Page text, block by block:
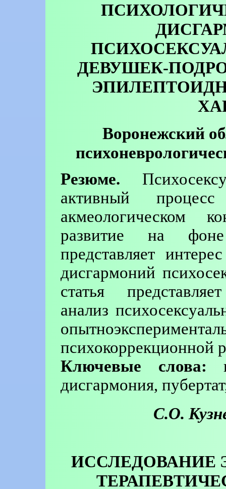
ДЕВУШЕК-
Воронежский
Резюме.
активный
акмеологическом
развитие на фоне
представляет
дисгармоний
статья
анализ
психокоррекционной
Ключевые слова:
дисгармония,
С.О.
ИССЛЕДОВАНИЕ